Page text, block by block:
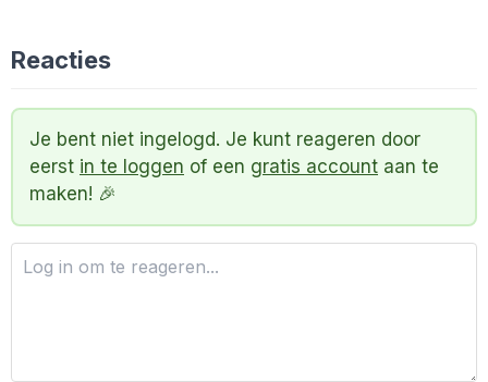
Reacties
Je bent niet ingelogd. Je kunt reageren door
eerst in te loggen of een gratis account aan te
maken! 🎉